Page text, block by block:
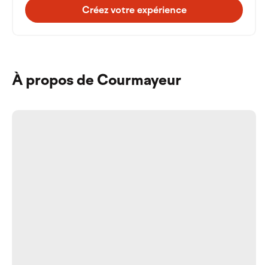
Créez votre expérience
À propos de Courmayeur